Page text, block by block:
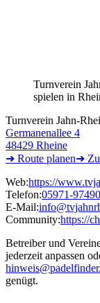
Turnverein
spielen in
Turnverein Jahn-
Germanenallee 4
48429 Rheine
➜ Route planen➜
Web:https://
Telefon:05971-97490
E-Mail:
Community:https://
Betreiber und
jederzeit anpassen
genügt.